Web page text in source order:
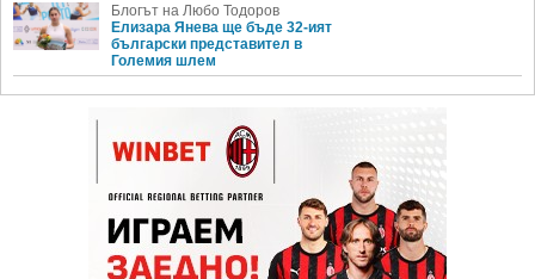
Блогът на Любо Тодоров
Елизара Янева ще бъде 32-ият
български представител в
Големия шлем